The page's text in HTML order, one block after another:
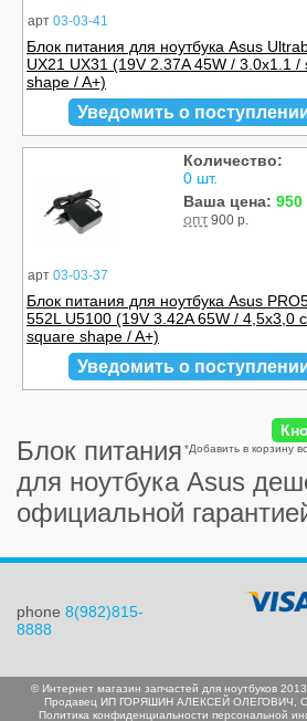
арт 03-03-41
Блок питания для ноутбука Asus
UX21 UX31 (19V 2.37A 45W / 3.0x1.1 /
shape / A+)
Уведомить о
арт 03-03-37
Количество:
0 шт.
Ваша цена: 950
опт 900 р.
Блок питания для ноутбука Asus
552L U5100 (19V 3.42A 65W / 4,5x3,0
square shape / A+)
Уведомить о
*Добавить в корзину
Блок питания
для ноутбука Asus
официальной
phone 8(982)815-
8888
© Интернет магазин запчастей для ноутбуков
Продавец ИП ГОРЯШИН АЛЕКСЕЙ ОЛЕГОВИЧ,
Политика конфиденциальности персональной